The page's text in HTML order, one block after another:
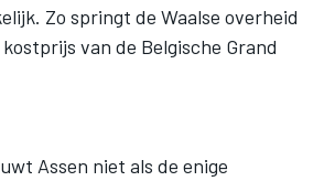
Zo springt de Waalse overheid
van de Belgische Grand
Assen niet als de enige